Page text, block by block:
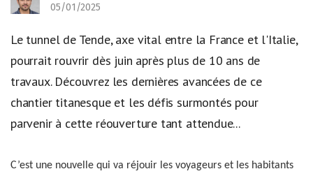
05/01/2025
Le tunnel de Tende, axe vital entre la France et l'Italie,
pourrait rouvrir dès juin après plus de 10 ans de
travaux. Découvrez les dernières avancées de ce
chantier titanesque et les défis surmontés pour
parvenir à cette réouverture tant attendue...
C’est une nouvelle qui va réjouir les voyageurs et les habitants